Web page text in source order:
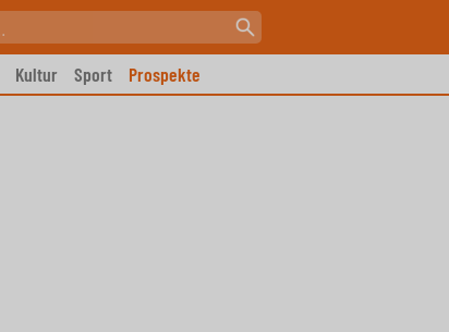
Kultur Sport Prospekte